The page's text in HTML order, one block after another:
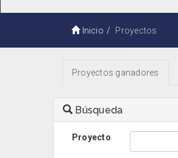
Inicio Proyectos
Proyectos ganadores
Búsqueda
Proyecto